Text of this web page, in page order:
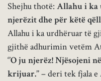
Shejhu thotë: Allahu i ka
njerëzit dhe për këtë
Allahu i ka urdhëruar të
gjithë adhurimin vetëm
‘’O ju njerëz! Njësojeni
krijuar.’’– deri tek fjala e